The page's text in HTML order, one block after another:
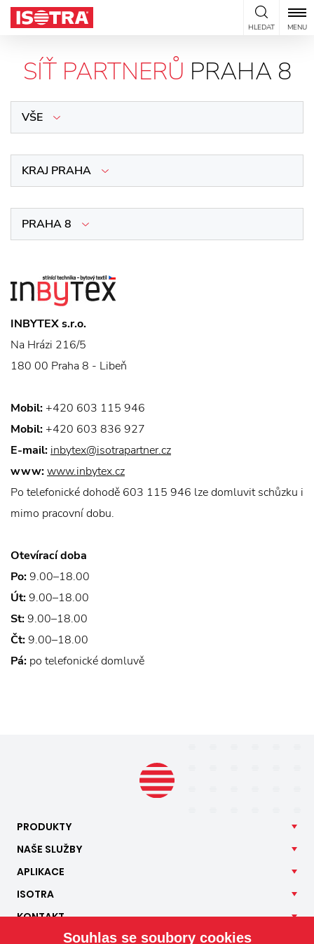
Přeskočit na obsah
HLEDAT MENU
SÍŤ PARTNERŮ PRAHA 8
VŠE
KRAJ PRAHA
PRAHA 8
INBYTEX s.r.o.
Na Hrázi 216/5
180 00 Praha 8 - Libeň
Mobil: +420 603 115 946
Mobil: +420 603 836 927
E-mail: inbytex@isotrapartner.cz
www:www.inbytex.cz
Po telefonické dohodě 603 115 946 lze domluvit schůzku i
mimo pracovní dobu.
Otevírací doba
Po: 9.00–18.00
Út: 9.00–18.00
St: 9.00–18.00
Čt: 9.00–18.00
Pá: po telefonické domluvě
PRODUKTY
NAŠE SLUŽBY
APLIKACE
ISOTRA
KONTAKT
Souhlas se soubory cookies